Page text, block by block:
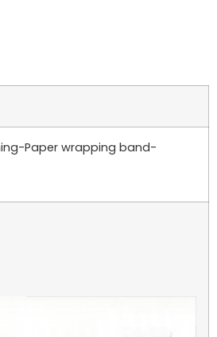
Paper wrapping band-